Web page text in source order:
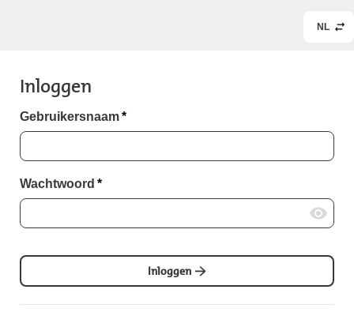
NL
Inloggen
Gebruikersnaam*
Wachtwoord *
Inloggen